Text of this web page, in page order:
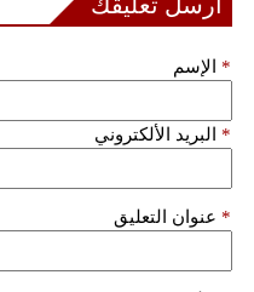
الإسم *
البريد الألكتروني *
عنوان التعليق *